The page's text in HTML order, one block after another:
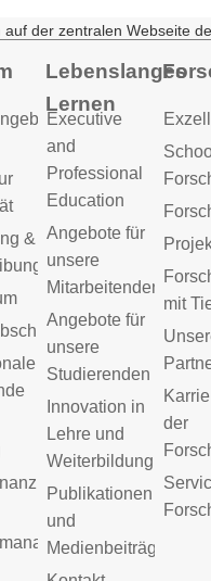
der zentralen Webseite
&
Lebenslanges
Lernen
Executive
and
Professional
Education
Angebote für
unsere
Mitarbeitenden
Angebote für
unsere
Studierenden
Innovation in
Lehre und
Weiterbildung
Publikationen
und
Medienbeiträge
mit
der